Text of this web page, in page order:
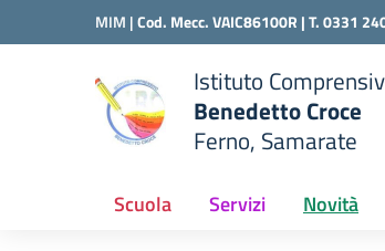
Vai ai contenuti
Vai al menu di navigazione
MIM |Cod. Mecc. VAIC86100R | T. 0331
scuola
Istituto
Benedetto Croce
Ferno, Samarate
Scuola Servizi Novità